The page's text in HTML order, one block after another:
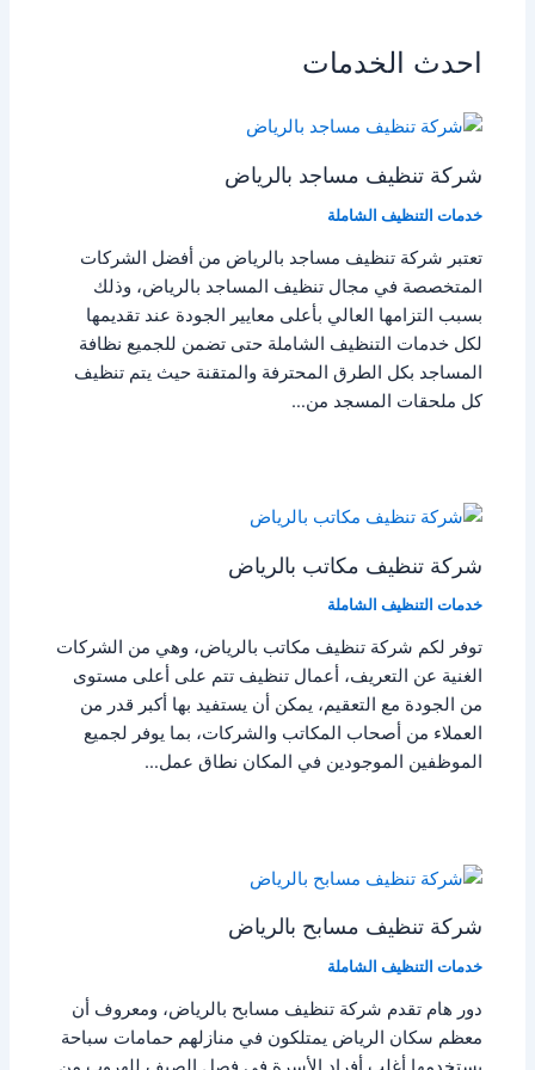
احدث الخدمات
شركة تنظيف مساجد بالرياض
خدمات التنظيف الشاملة
تعتبر شركة تنظيف مساجد بالرياض من أفضل الشركات
المتخصصة في مجال تنظيف المساجد بالرياض، وذلك
بسبب التزامها العالي بأعلى معايير الجودة عند تقديمها
لكل خدمات التنظيف الشاملة حتى تضمن للجميع نظافة
المساجد بكل الطرق المحترفة والمتقنة حيث يتم تنظيف
كل ملحقات المسجد من…
شركة تنظيف مكاتب بالرياض
خدمات التنظيف الشاملة
توفر لكم شركة تنظيف مكاتب بالرياض، وهي من الشركات
الغنية عن التعريف، أعمال تنظيف تتم على أعلى مستوى
من الجودة مع التعقيم، يمكن أن يستفيد بها أكبر قدر من
العملاء من أصحاب المكاتب والشركات، بما يوفر لجميع
الموظفين الموجودين في المكان نطاق عمل…
شركة تنظيف مسابح بالرياض
خدمات التنظيف الشاملة
دور هام تقدم شركة تنظيف مسابح بالرياض، ومعروف أن
معظم سكان الرياض يمتلكون في منازلهم حمامات سباحة